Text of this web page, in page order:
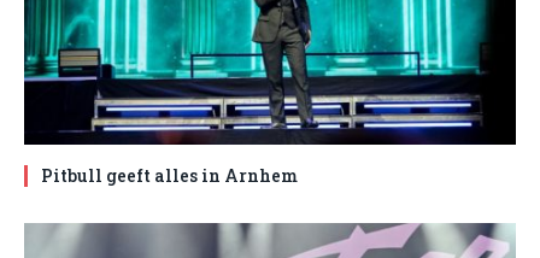
Pitbull geeft alles in Arnhem